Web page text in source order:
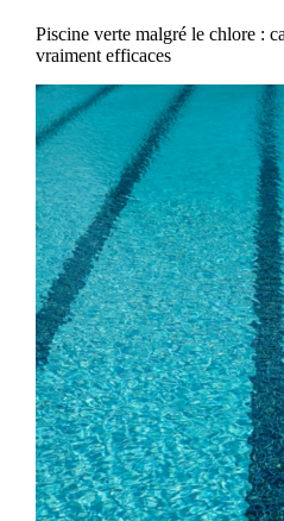
Piscine verte malgré le chlore :
vraiment efficaces